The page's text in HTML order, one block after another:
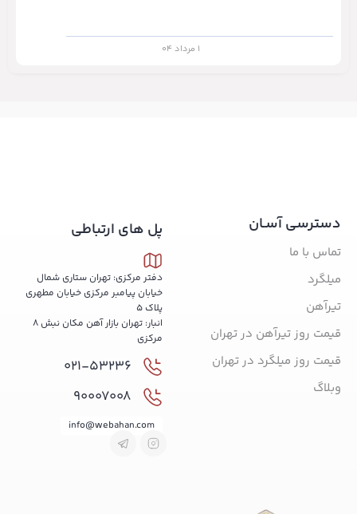
۱ مرداد ۰۴
دسترسی آسـان
تماس با ما
میلگرد
تیرآهن
قیمت روز تیرآهن در تهران
قیمت روز میلگرد در تهران
وبلاگ
پل های ارتباطی
دفتر مرکزی: تهران ستاری شمال
خیابان پیامبر مرکزی خیابان مطهری
پلاک 5
انبار: تهران بازار آهن مکان نبش 8
مرکزی
021-53236
90007008
info@webahan.com